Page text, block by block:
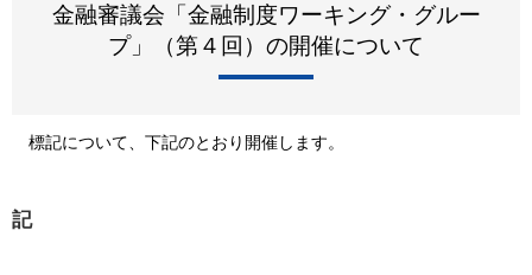
金融審議会「金融制度ワーキング・グルー
プ」（第４回）の開催について
標記について、下記のとおり開催します。
記